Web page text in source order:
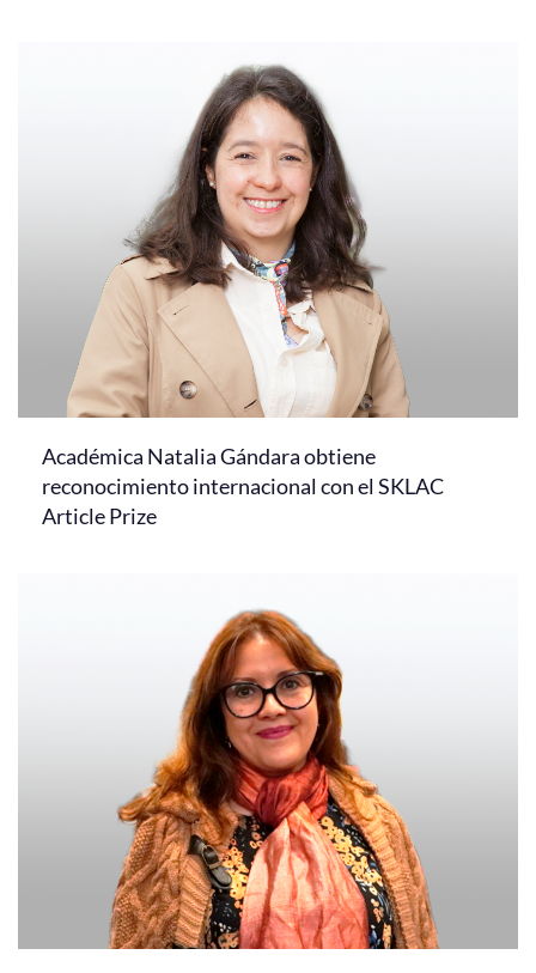
Académica Natalia Gándara obtiene
reconocimiento internacional con el SKLAC
Article Prize